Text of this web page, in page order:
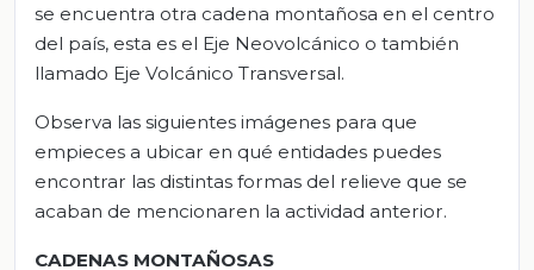
se encuentra otra cadena montañosa en el centro
del país, esta es el Eje Neovolcánico o también
llamado Eje Volcánico Transversal.
Observa las siguientes imágenes para que
empieces a ubicar en qué entidades puedes
encontrar las distintas formas del relieve que se
acaban de mencionaren la actividad anterior.
CADENAS MONTAÑOSAS